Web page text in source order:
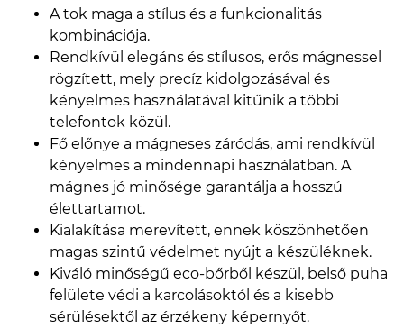
A tok maga a stílus és a funkcionalitás
kombinációja.
Rendkívül elegáns és stílusos, erős mágnessel
rögzített, mely precíz kidolgozásával és
kényelmes használatával kitűnik a többi
telefontok közül.
Fő előnye a mágneses záródás, ami rendkívül
kényelmes a mindennapi használatban. A
mágnes jó minősége garantálja a hosszú
élettartamot.
Kialakítása merevített, ennek köszönhetően
magas szintű védelmet nyújt a készüléknek.
Kiváló minőségű eco-bőrből készül, belső puha
felülete védi a karcolásoktól és a kisebb
sérülésektől az érzékeny képernyőt.